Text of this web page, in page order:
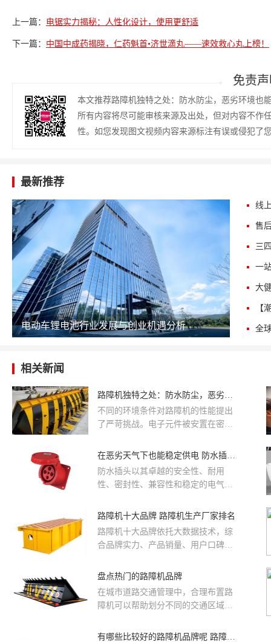
上一篇： 电锯实力揭秘：人性化设计，使用更舒适
下一篇： 中国中成药揭晓，仁药魁首•济世滴丸——速效救心丸上榜！
免责
本文推荐路障机独特之处：防水防尘，恶劣环境也
所有内容将尽可能审核来源及出处，但对内容不作
性。如您发现图文视频内容来源标注有误或侵犯了
最新推荐
电动车锂电池行业发展与创业机遇分析
相关新闻
路障机独特之处：防水防尘，恶劣环境也能行
不同的环境条件对路障机的性能提出
了严苛挑战。电子元件被安置在密封
潮、防尘的惰性气体，进一步保障其
量积水浸泡，内部电子元件极易短路
损坏，导致设备瘫痪，严重影响交通
严密防护结构有效阻挡了粉尘入侵，
确保设备稳定运行，保障厂区内车辆
有序通行，维护了生产秩序。
在恶劣天气下也能稳定供电 防水插头优势多
防水插头以其卓越的安全性、耐用
性、密封性、兼容性和稳定的电气性
示、交通运输、工业自动化以及通信
路障机十大品牌 路障机生产厂家排名
路障机十大品牌依托大数据技术，综
合品牌实力、产品销量、用户口碑、
机十大品牌排行榜。路障机十大品牌
于用最真实的用户数据推荐口碑最好
的路障机品牌，让您选得放心。
盘点热门的路障机品牌
在城市道路交通管理中，合理布置路
障机可以帮助划分不同的交通区域，
导致的擦撞事故。特别是在高速公路
有哪些比较好的路障机品牌呢 路障机品牌排名一览